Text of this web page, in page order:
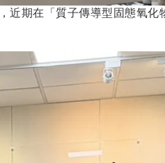
期在「質子傳導型固態氧化